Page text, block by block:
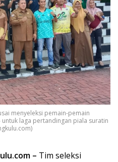
menyeleksi pemain-pemain
laga pertandingan piala suratin
– Tim seleksi